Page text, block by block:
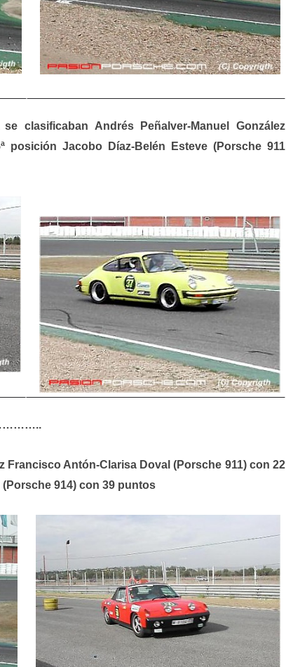
clasificaban Andrés Peñalver-Manuel González
posición Jacobo Díaz-Belén Esteve (Porsche 911
Francisco Antón-Clarisa Doval (Porsche 911) con 22
914) con 39 puntos